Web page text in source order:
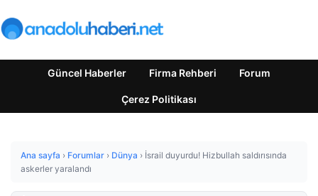
Güncel Haberler Firma Rehberi Forum
Çerez Politikası
Ana sayfa › Forumlar › Dünya › İsrail duyurdu! Hizbullah saldırısında
askerler yaralandı